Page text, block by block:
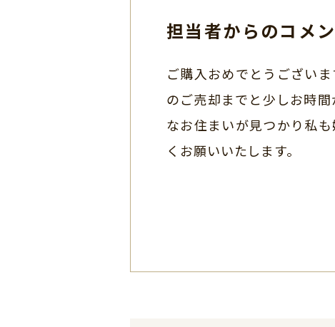
担当者からのコメ
ご購入おめでとうござい
のご売却までと少しお時
なお住まいが見つかり私
くお願いいたします。